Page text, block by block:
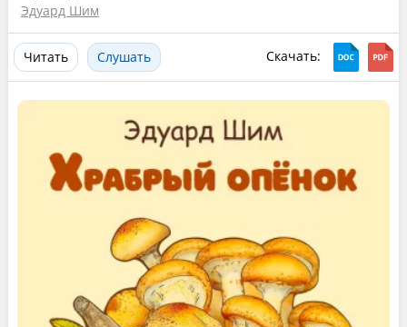
Эдуард Шим
Читать Слушать Скачать: